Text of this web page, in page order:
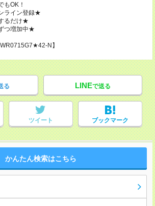
もOK！
ライン登録★
るだけ★
つ増加中★
N】
る LINEで送る
ツイート ブックマーク
かんたん検索はこちら